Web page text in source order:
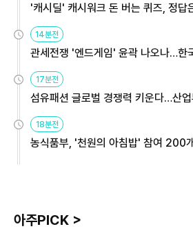
'캐시딜' 캐시워크 돈 버는 퀴즈, 정답
14분전
관세전쟁 '엔드게임' 윤곽 나오나…한
17분전
섬유패션 글로벌 경쟁력 키운다…산
18분전
농식품부, '천원의 아침밥' 참여 200
아주PICK >